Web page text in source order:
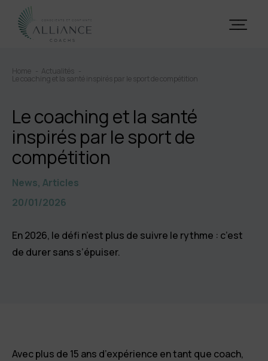
Home Actualités
Le coaching et la santé inspirés par le sport de compétition
Le coaching et la santé
inspirés par le sport de
compétition
News, Articles
20/01/2026
En 2026, le défi n’est plus de suivre le rythme : c’est
de durer sans s’épuiser.
Avec plus de 15 ans d’expérience en tant que coach,